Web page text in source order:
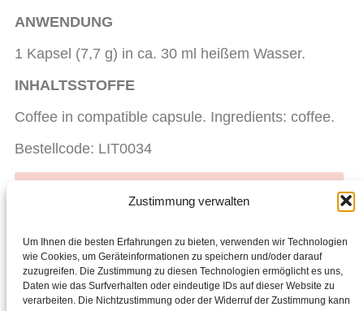
Zustimmung verwalten
Um Ihnen die besten Erfahrungen zu bieten, verwenden wir Technologien
wie Cookies, um Geräteinformationen zu speichern und/oder darauf
zuzugreifen. Die Zustimmung zu diesen Technologien ermöglicht es uns,
Daten wie das Surfverhalten oder eindeutige IDs auf dieser Website zu
verarbeiten. Die Nichtzustimmung oder der Widerruf der Zustimmung kann
ANWENDUNG
1 Kapsel (7,7 g) in ca. 30 ml heißem Wasser.
INHALTSSTOFFE
Coffee in compatible capsule. Ingredients: coffee.
Bestellcode: LIT0034
Facebook
ZURÜCK WEITER